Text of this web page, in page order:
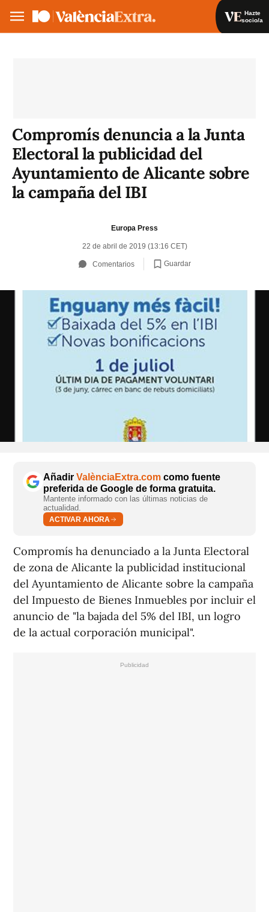
Hazte
socio/a
Compromís denuncia a la Junta
Electoral la publicidad del
Ayuntamiento de Alicante sobre
la campaña del IBI
Europa Press
22 de abril de 2019 (13:16 CET)
Comentarios Guardar
Añadir ValènciaExtra.com como fuente
preferida de Google de forma gratuita.
Mantente informado con las últimas noticias de
actualidad.
ACTIVAR AHORA
Compromís ha denunciado a la Junta Electoral
de zona de Alicante la publicidad institucional
del Ayuntamiento de Alicante sobre la campaña
del Impuesto de Bienes Inmuebles por incluir el
anuncio de "la bajada del 5% del IBI, un logro
de la actual corporación municipal".